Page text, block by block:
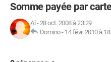
Somme payée par
Al -28 oct. 2008 à 23:29
Domino- 14 févr. 2010 à